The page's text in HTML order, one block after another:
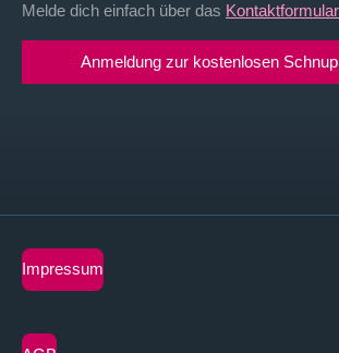
Melde dich einfach über das Kontaktformular
Anmeldung zur kostenlosen
Impressum